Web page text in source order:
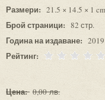
Размери: 21.5 × 14.5 × 1 cm
Брой страници: 82 стр.
Година на издаване: 2019
Рейтинг:
Цена: 0,00 лв.